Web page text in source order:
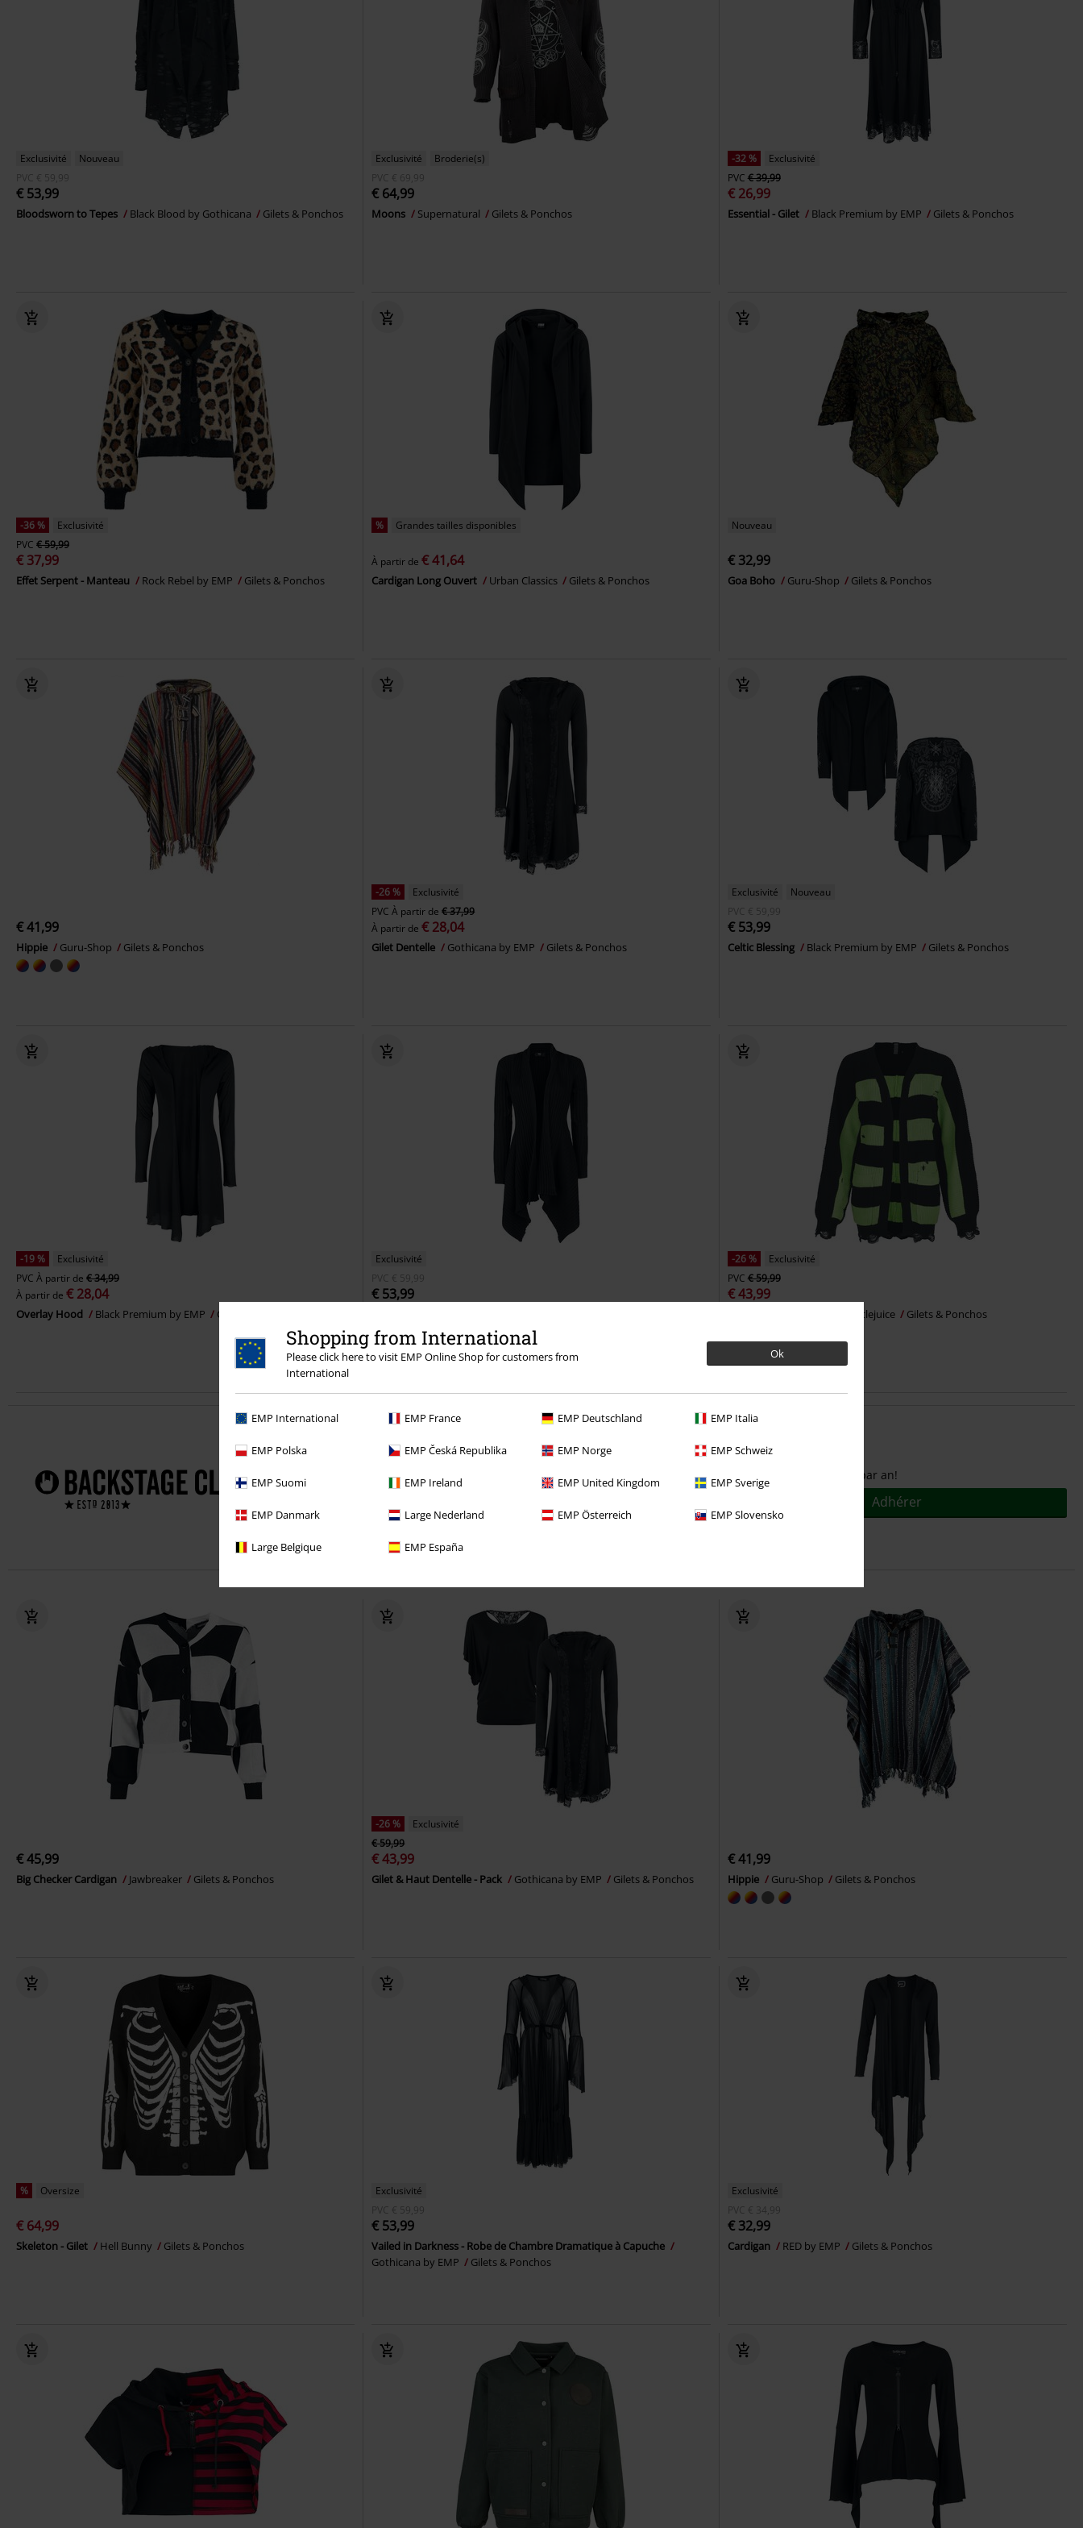
Shopping from International
Please click here to visit EMP Online Shop for customers from
International
Ok
EMP International EMP France EMP Deutschland EMP Italia
EMP Polska EMP Česká Republika EMP Norge EMP Schweiz
EMP Suomi EMP Ireland EMP United Kingdom EMP Sverige
EMP Danmark Large Nederland EMP Österreich EMP Slovensko
Large Belgique EMP España
Exclusivité
Nouveau
PVC € 59,99
€ 53,99
Bloodsworn to Tepes Black Blood by Gothicana Gilets & Ponchos
Exclusivité
Broderie(s)
PVC € 69,99
€ 64,99
Moons Supernatural Gilets & Ponchos
-32 %
Exclusivité
PVC € 39,99
€ 26,99
Essential - Gilet Black Premium by EMP Gilets & Ponchos
-36 %
Exclusivité
PVC € 59,99
€ 37,99
Effet Serpent - Manteau Rock Rebel by EMP Gilets & Ponchos
% Grandes tailles disponibles
À partir de€ 41,64
Cardigan Long Ouvert Urban Classics Gilets & Ponchos
Nouveau
€ 32,99
Goa Boho Guru-Shop Gilets & Ponchos
€ 41,99
Hippie Guru-Shop Gilets & Ponchos
-26 %
Exclusivité
PVC À partir de€ 37,99
À partir de€ 28,04
Gilet Dentelle Gothicana by EMP Gilets & Ponchos
Exclusivité
Nouveau
PVC € 59,99
€ 53,99
Celtic Blessing Black Premium by EMP Gilets & Ponchos
-19 %
Exclusivité
PVC À partir de € 34,99
À partir de € 28,04
Overlay Hood Black Premium by EMP Gilets & Ponchos
Exclusivité
PVC € 59,99
€ 53,99
-26 %
Exclusivité
PVC € 59,99
€ 43,99
Beetlejuice Gilets & Ponchos
Des offres et des remises exclusives !
Un cadeau dans chacune de vos commandes
par an!
Adhérer
€ 45,99
Big Checker Cardigan Jawbreaker Gilets & Ponchos
-26 %
Exclusivité
€ 59,99
€ 43,99
Gilet & Haut Dentelle - Pack Gothicana by EMP Gilets & Ponchos
€ 41,99
Hippie Guru-Shop Gilets & Ponchos
% Oversize
€ 64,99
Skeleton - Gilet Hell Bunny Gilets & Ponchos
Exclusivité
PVC € 59,99
€ 53,99
Vailed in Darkness - Robe de Chambre Dramatique à Capuche
Gothicana by EMP
Gilets & Ponchos
Exclusivité
PVC € 34,99
€ 32,99
Cardigan RED by EMP Gilets & Ponchos